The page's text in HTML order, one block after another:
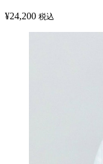
¥24,200 税込